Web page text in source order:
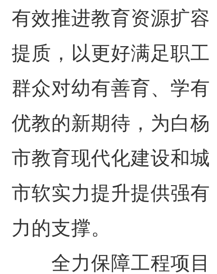
有效推进教育资源扩容
提质，以更好满足职工
群众对幼有善育、学有
优教的新期待，为白杨
市教育现代化建设和城
市软实力提升提供强有
力的支撑。
全力保障工程项目